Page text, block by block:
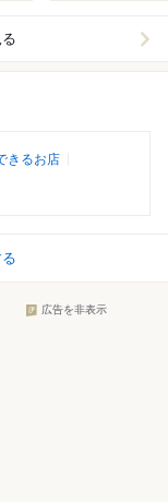
きるお店
広告を非表示